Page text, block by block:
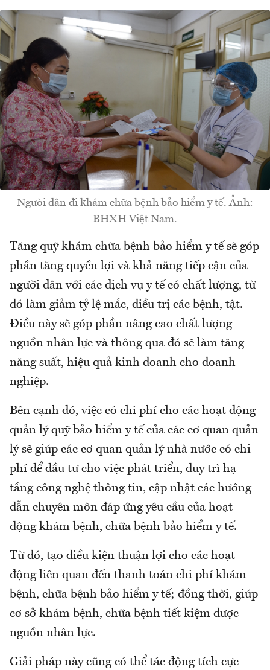
Người dân đi khám chữa bệnh bảo hiểm y tế. Ảnh:
BHXH Việt Nam.
Tăng quỹ khám chữa bệnh bảo hiểm y tế sẽ góp
phần tăng quyền lợi và khả năng tiếp cận của
người dân với các dịch vụ y tế có chất lượng, từ
đó làm giảm tỷ lệ mắc, điều trị các bệnh, tật.
Điều này sẽ góp phần nâng cao chất lượng
nguồn nhân lực và thông qua đó sẽ làm tăng
năng suất, hiệu quả kinh doanh cho doanh
nghiệp.
Bên cạnh đó, việc có chi phí cho các hoạt động
quản lý quỹ bảo hiểm y tế của các cơ quan quản
lý sẽ giúp các cơ quan quản lý nhà nước có chi
phí để đầu tư cho việc phát triển, duy trì hạ
tầng công nghệ thông tin, cập nhật các hướng
dẫn chuyên môn đáp ứng yêu cầu của hoạt
động khám bệnh, chữa bệnh bảo hiểm y tế.
Từ đó, tạo điều kiện thuận lợi cho các hoạt
động liên quan đến thanh toán chi phí khám
bệnh, chữa bệnh bảo hiểm y tế; đồng thời, giúp
cơ sở khám bệnh, chữa bệnh tiết kiệm được
nguồn nhân lực.
Giải pháp này cũng có thể tác động tích cực